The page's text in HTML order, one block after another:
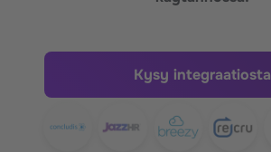
Kysy integraatiosta